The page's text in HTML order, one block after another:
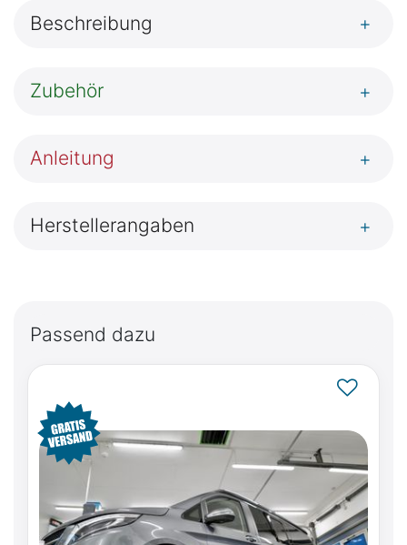
Beschreibung +
Zubehör +
Anleitung +
Herstellerangaben +
Passend dazu